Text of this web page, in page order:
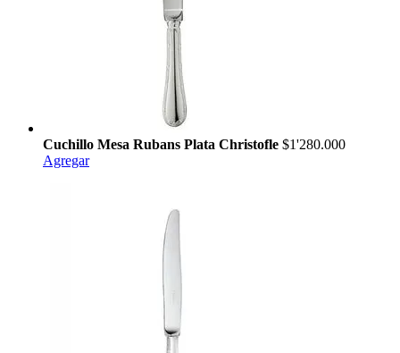
Cuchillo Mesa Rubans Plata Christofle $1'280.000
Agregar